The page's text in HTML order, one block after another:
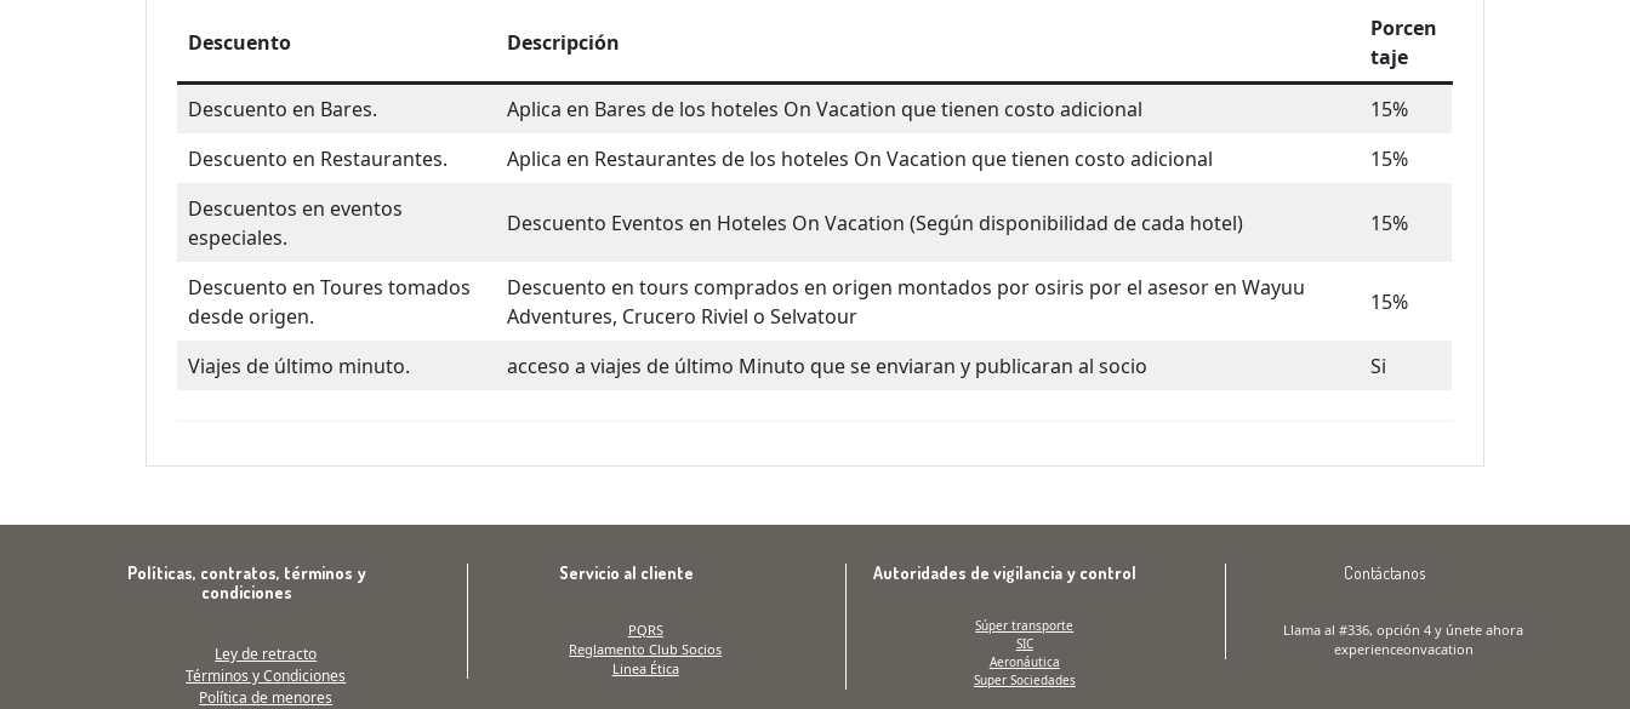
Descuento Descripción
Porcen
taje
Descuento en Bares.
Aplica en Bares de los hoteles On Vacation que tienen costo adicional
15%
Descuento en Restaurantes.
Aplica en Restaurantes de los hoteles On Vacation que tienen costo adicional
15%
Descuentos en eventos
especiales.
Descuento Eventos en Hoteles On Vacation (Según disponibilidad de cada hotel) 15%
Descuento en Toures tomados
desde origen.
Descuento en tours comprados en origen montados por osiris por el asesor en Wayuu
Adventures, Crucero Riviel o Selvatour
15%
Viajes de último minuto. acceso a viajes de último Minuto que se enviaran y publicaran al socio Si
Políticas, contratos, términos y
condiciones
Ley de retracto
Términos y Condiciones
Política de menores
Servicio al cliente
PQRS
Reglamento Club Socios
Linea Ética
Autoridades de vigilancia y control
Súper transporte
SIC
Aeronáutica
Super Sociedades
Contáctanos
Llama al #336, opción 4 y únete ahora
experienceonvacation